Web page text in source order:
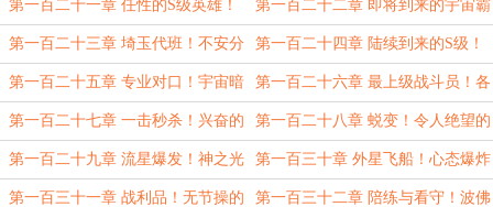
议！战争机甲！ 知！
第一百二十一章 任性的S级英雄！
100%准确率的预言！
第一百二十二章 即将到来的宇宙霸
主！
第一百二十三章 埼玉代班！不安分
的协会高层！
第一百二十四章 陆续到来的S级！
头铁的金属球棒！
第一百二十五章 专业对口！宇宙暗
物质海贼团！
第一百二十六章 最上级战斗员！各
自的战斗！
第一百二十七章 一击秒杀！兴奋的
波罗斯！
第一百二十八章 蜕变！令人绝望的
强敌！
第一百二十九章 流星爆发！神之光
辉！
第一百三十章 外星飞船！心态爆炸
的灰原哀！
第一百三十一章 战利品！无节操的 第一百三十二章 陪练与看守！波佛